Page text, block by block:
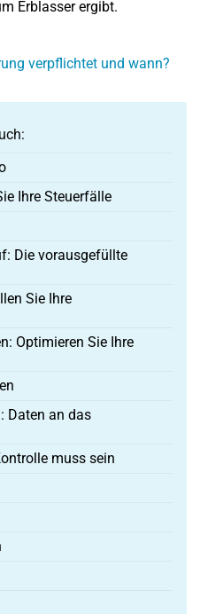
Erblasser ergibt.
verpflichtet und wann?
Ihre Steuerfälle
Die vorausgefüllte
Sie Ihre
Optimieren Sie Ihre
Daten an das
muss sein